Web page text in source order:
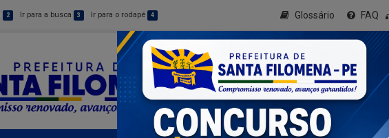
2 Ir para a busca 3 Ir para o rodapé 4 Glossário FAQ